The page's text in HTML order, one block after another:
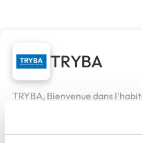
TRYBA
TRYBA, Bienvenue dans